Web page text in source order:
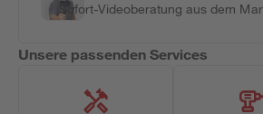
Sofort-Videoberatung aus dem
Unsere passenden Services